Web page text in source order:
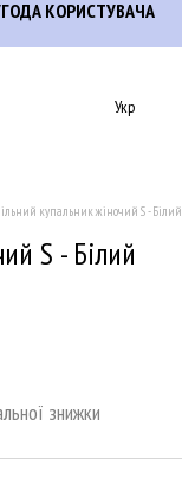
КОРИСТУВАЧА
Укр
купальник жіночий S - Білий
S - Білий
знижки